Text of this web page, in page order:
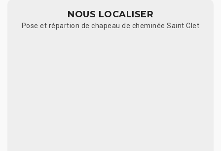
NOUS LOCALISER
Pose et répartion de chapeau de cheminée Saint Clet